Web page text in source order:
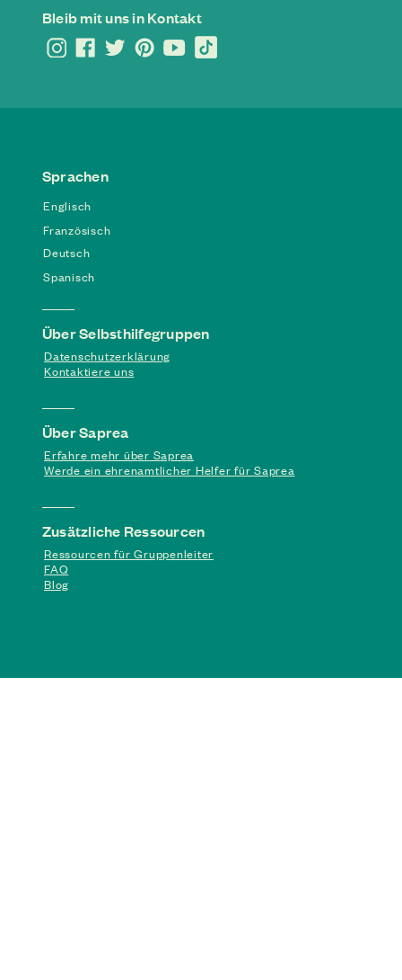
Bleib mit uns in Kontakt
Sprachen
Englisch
Französisch
Deutsch
Spanisch
Über Selbsthilfegruppen
Datenschutzerklärung
Kontaktiere uns
Über Saprea
Erfahre mehr über Saprea
Werde ein ehrenamtlicher Helfer für Saprea
Zusätzliche Ressourcen
Ressourcen für Gruppenleiter
FAQ
Blog